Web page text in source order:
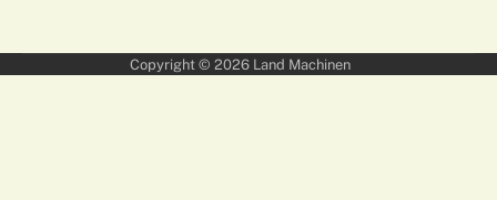
Copyright © 2026 Land Machinen